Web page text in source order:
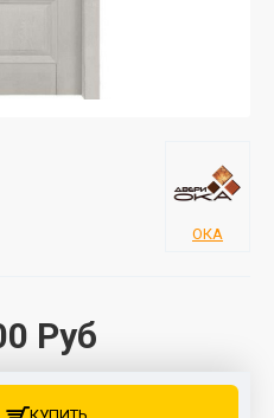
Руб
ОКА
КУПИТЬ